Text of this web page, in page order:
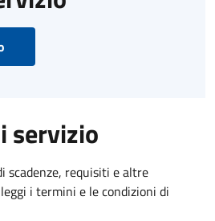
servizio
scadenze, requisiti e altre
i termini e le condizioni di